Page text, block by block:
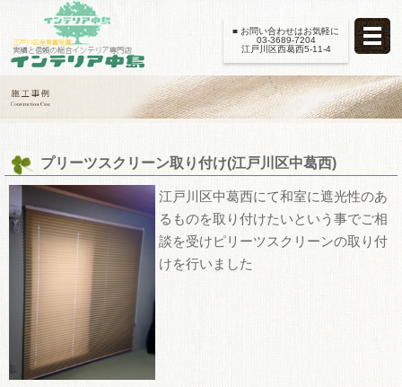
■ お問い合わせはお気軽に
03-3689-7204
江戸川区西葛西5-11-4
プリーツスクリーン取り付け(江戸川区中葛西)
江戸川区中葛西にて和室に遮光性のあ
るものを取り付けたいという事でご相
談を受けピリーツスクリーンの取り付
けを行いました